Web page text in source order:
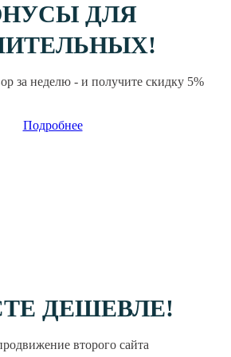
ДЛЯ
за неделю - и получите скидку 5%
Подробнее
ДЕШЕВЛЕ!
второго сайта